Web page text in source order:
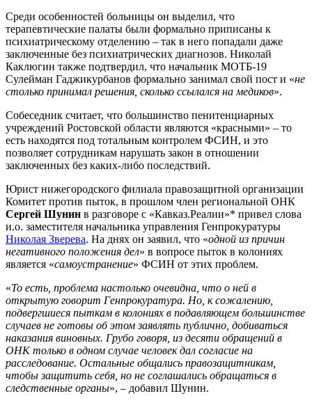
Среди особенностей больницы он выделил, что
терапевтические палаты были формально приписаны к
психиатрическому отделению – так в него попадали даже
заключенные без психиатрических диагнозов. Николай
Каклюгин также подтвердил, что начальник МОТБ-19
Сулейман Гаджикурбанов формально занимал свой пост и «не
столько принимал решения, сколько ссылался на медиков».
Собеседник считает, что большинство пенитенциарных
учреждений Ростовской области являются «красными» – то
есть находятся под тотальным контролем ФСИН, и это
позволяет сотрудникам нарушать закон в отношении
заключенных без каких-либо последствий.
Юрист нижегородского филиала правозащитной организации
Комитет против пыток, в прошлом член региональной ОНК
Сергей Шунин в разговоре с «Кавказ.Реалии»* привел слова
и.о. заместителя начальника управления Генпрокуратуры
Николая Зверева. На днях он заявил, что «одной из причин
негативного положения дел» в вопросе пыток в колониях
является «самоустранение» ФСИН от этих проблем.
«То есть, проблема настолько очевидна, что о ней в
открытую говорит Генпрокуратура. Но, к сожалению,
подвергшиеся пыткам в колониях в подавляющем большинстве
случаев не готовы об этом заявлять публично, добиваться
наказания виновных. Грубо говоря, из десяти обращений в
ОНК только в одном случае человек дал согласие на
расследование. Остальные общались правозащитникам,
чтобы защитить себя, но не соглашались обращаться в
следственные органы», – добавил Шунин.